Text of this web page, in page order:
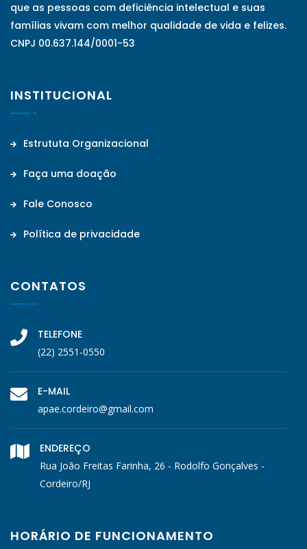
que as pessoas com deficiência intelectual e suas
famílias vivam com melhor qualidade de vida e felizes.
CNPJ 00.637.144/0001-53
INSTITUCIONAL
Estrututa Organizacional
Faça uma doação
Fale Conosco
Política de privacidade
CONTATOS
TELEFONE
(22) 2551-0550
E-MAIL
apae.cordeiro@gmail.com
ENDEREÇO
Rua João Freitas Farinha, 26 - Rodolfo Gonçalves -
Cordeiro/RJ
HORÁRIO DE FUNCIONAMENTO